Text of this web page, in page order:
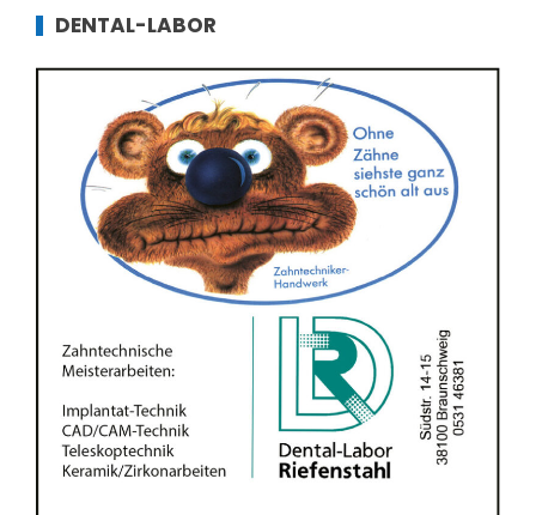
DENTAL-LABOR